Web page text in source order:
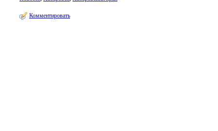
Комментировать